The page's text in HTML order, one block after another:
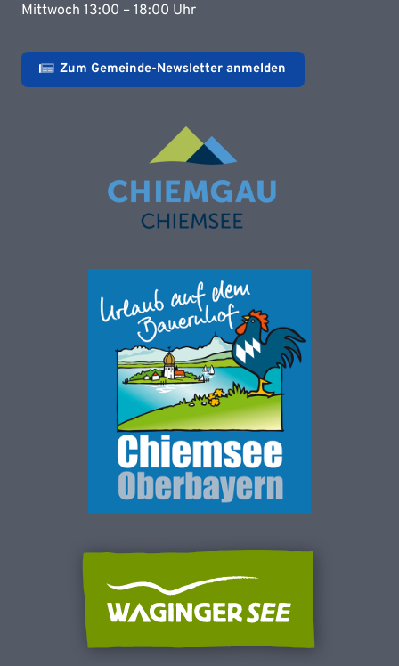
Mittwoch 13:00 – 18:00 Uhr
Zum Gemeinde-Newsletter anmelden